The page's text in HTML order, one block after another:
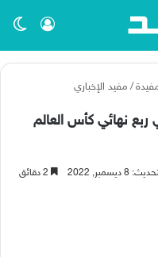
تسجيل
/ مفيد الإخباري
ربع نهائي كأس العالم
8 ديسمبر, 2022